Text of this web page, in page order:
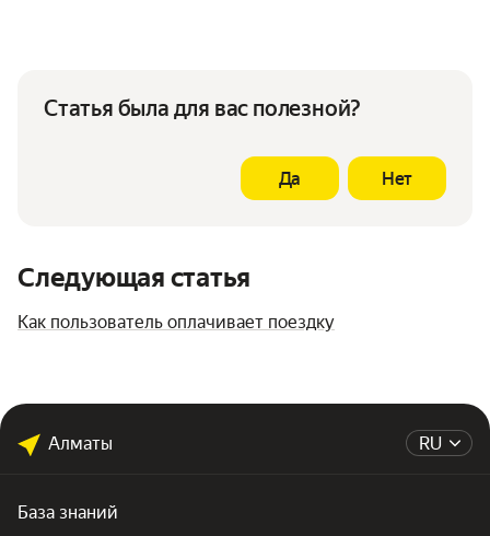
Статья была для вас полезной?
Да Нет
Следующая статья
Как пользователь оплачивает поездку
RU
Алматы
База знаний